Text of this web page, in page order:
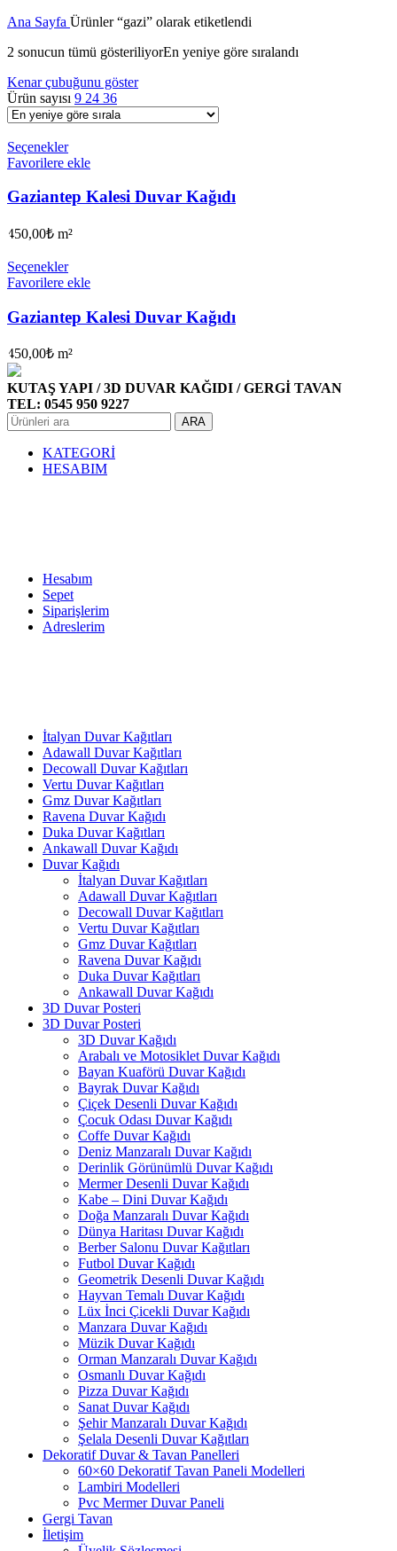
Ana Sayfa Ürünler “gazi” olarak etiketlendi
2 sonucun tümü gösteriliyorEn yeniye göre sıralandı
Kenar çubuğunu göster
Ürün sayısı 9 24 36
Seçenekler
Favorilere ekle
Gaziantep Kalesi Duvar Kağıdı
450,00₺ m²
Seçenekler
Favorilere ekle
Gaziantep Kalesi Duvar Kağıdı
450,00₺ m²
KUTAŞ YAPI / 3D DUVAR KAĞIDI / GERGİ TAVAN
TEL: 0545 950 9227
ARA
KATEGORİ
HESABIM
Hesabım
Sepet
Siparişlerim
Adreslerim
İtalyan Duvar Kağıtları
Adawall Duvar Kağıtları
Decowall Duvar Kağıtları
Vertu Duvar Kağıtları
Gmz Duvar Kağıtları
Ravena Duvar Kağıdı
Duka Duvar Kağıtları
Ankawall Duvar Kağıdı
Duvar Kağıdı
İtalyan Duvar Kağıtları
Adawall Duvar Kağıtları
Decowall Duvar Kağıtları
Vertu Duvar Kağıtları
Gmz Duvar Kağıtları
Ravena Duvar Kağıdı
Duka Duvar Kağıtları
Ankawall Duvar Kağıdı
3D Duvar Posteri
3D Duvar Posteri
3D Duvar Kağıdı
Arabalı ve Motosiklet Duvar Kağıdı
Bayan Kuaförü Duvar Kağıdı
Bayrak Duvar Kağıdı
Çiçek Desenli Duvar Kağıdı
Çocuk Odası Duvar Kağıdı
Coffe Duvar Kağıdı
Deniz Manzaralı Duvar Kağıdı
Derinlik Görünümlü Duvar Kağıdı
Mermer Desenli Duvar Kağıdı
Kabe – Dini Duvar Kağıdı
Doğa Manzaralı Duvar Kağıdı
Dünya Haritası Duvar Kağıdı
Berber Salonu Duvar Kağıtları
Futbol Duvar Kağıdı
Geometrik Desenli Duvar Kağıdı
Hayvan Temalı Duvar Kağıdı
Lüx İnci Çicekli Duvar Kağıdı
Manzara Duvar Kağıdı
Müzik Duvar Kağıdı
Orman Manzaralı Duvar Kağıdı
Osmanlı Duvar Kağıdı
Pizza Duvar Kağıdı
Sanat Duvar Kağıdı
Şehir Manzaralı Duvar Kağıdı
Şelala Desenli Duvar Kağıtları
Dekoratif Duvar & Tavan Panelleri
60×60 Dekoratif Tavan Paneli Modelleri
Lambiri Modelleri
Pvc Mermer Duvar Paneli
Gergi Tavan
İletişim